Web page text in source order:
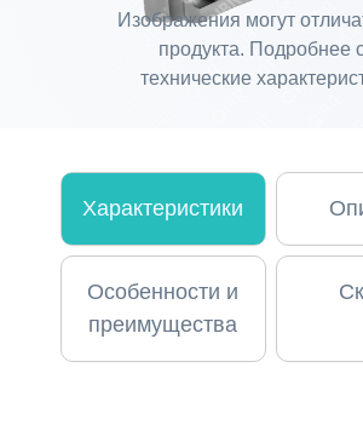
Изображения могут
продукта. Подробнее
технические
Характеристики
Особенности и
преимущества